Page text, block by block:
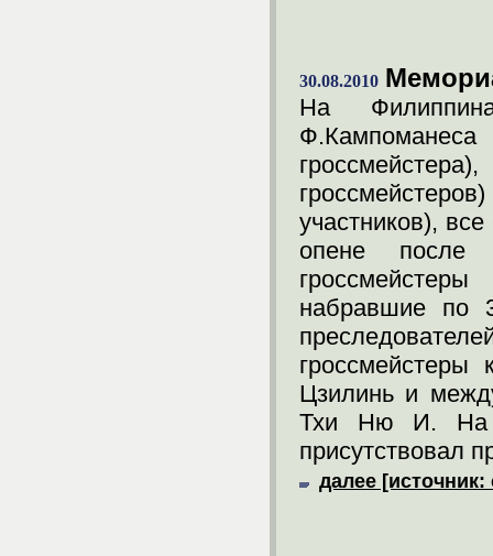
30.08.2010
На
участников),
опене после
набравшие по
Цзилинь и
Тхи Ню И. На
присутствовал
далее